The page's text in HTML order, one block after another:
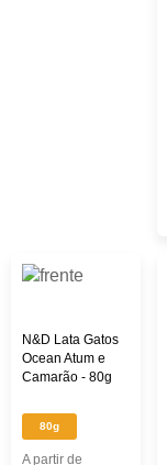
N&D Lata Gatos
Ocean Atum e
Camarão - 80g
80g
A partir de